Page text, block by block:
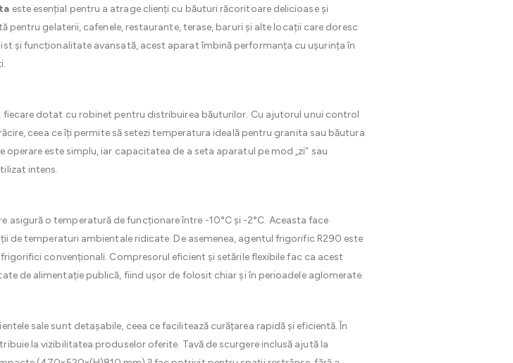
este esențial pentru a atrage clienți cu băuturi răcoritoare delicioase și
pentru gelaterii, cafenele, restaurante, terase, baruri și alte locații care doresc
și funcționalitate avansată, acest aparat îmbină performanța cu ușurința în
fiecare dotat cu robinet pentru distribuirea băuturilor. Cu ajutorul unui control
ceea ce îți permite să setezi temperatura ideală pentru granita sau băutura
este simplu, iar capacitatea de a seta aparatul pe mod „zi” sau
intens.
o temperatură de funcționare între -10°C și -2°C. Aceasta face
de temperaturi ambientale ridicate. De asemenea, agentul frigorific R290 este
convenționali. Compresorul eficient și setările flexibile fac ca acest
de alimentație publică, fiind ușor de folosit chiar și în perioadele aglomerate.
sale sunt detașabile, ceea ce facilitează curățarea rapidă și eficientă. În
la vizibilitatea produselor oferite. Tavă de scurgere inclusă ajută la